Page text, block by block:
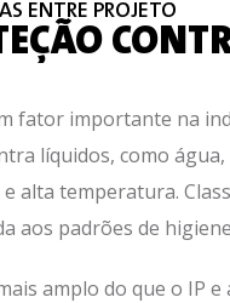
ENTRE PROJETO
fator importante na
líquidos, como
alta temperatura.
aos padrões de
amplo do que o IP